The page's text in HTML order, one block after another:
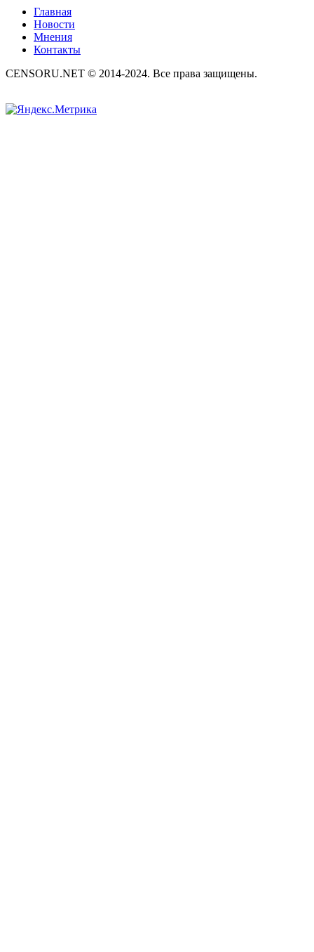
Главная
Новости
Мнения
Контакты
CENSORU.NET © 2014-2024. Все права защищены.